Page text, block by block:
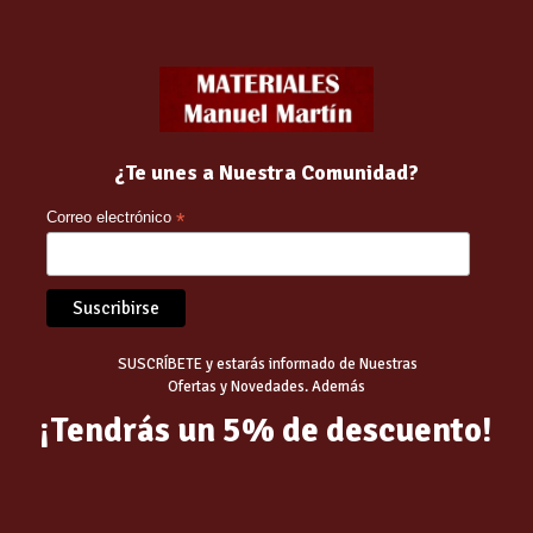
Related products
¿Te unes a Nuestra Comunidad?
Correo electrónico *
SUSCRÍBETE y estarás informado de Nuestras
Ofertas y Novedades. Además
¡Tendrás un 5% de descuento!